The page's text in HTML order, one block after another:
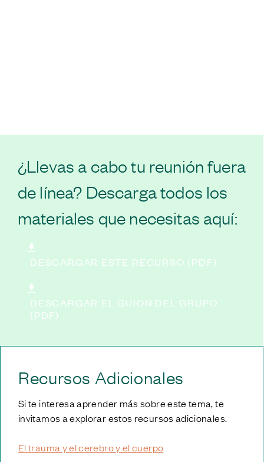
¿Llevas a cabo tu reunión fuera
de línea? Descarga todos los
materiales que necesitas aquí:
DESCARGAR ESTE RECURSO (PDF)
DESCARGAR EL GUION DEL GRUPO
(PDF)
Recursos Adicionales
Si te interesa aprender más sobre este tema, te
invitamos a explorar estos recursos adicionales.
El trauma y el cerebro y el cuerpo